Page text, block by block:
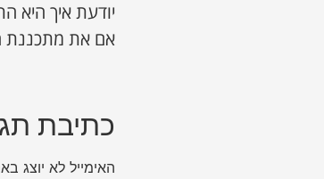
יודעת איך היא
אם את מתכננת
כתיבת
האימייל לא יוצג